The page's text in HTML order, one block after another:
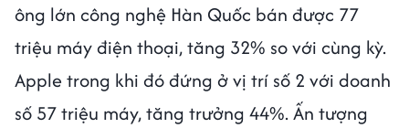
ông lớn công nghệ Hàn Quốc bán được 77
triệu máy điện thoại, tăng 32% so với cùng kỳ.
Apple trong khi đó đứng ở vị trí số 2 với doanh
số 57 triệu máy, tăng trưởng 44%. Ấn tượng